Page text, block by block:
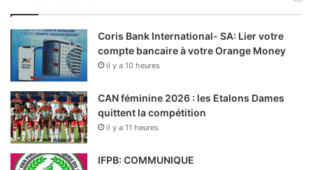
u
e
s
A
s
s
o
c
i
-
Coris Bank International- SA: Lier votre
compte bancaire à votre Orange Money
il y a 10 heures
CAN féminine 2026 : les Etalons Dames
quittent la compétition
il y a 11 heures
IFPB: COMMUNIQUE